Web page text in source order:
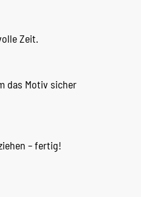
Zeit.
das Motiv sicher
– fertig!